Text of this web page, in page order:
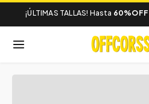
¡ÚLTIMAS TALLAS! Hasta 60%OFF